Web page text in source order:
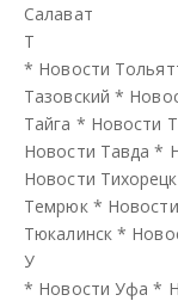
Салават
Т
* Новости
Тазовский *
Тайга * Новости
Новости Тавда *
Новости Тихорецк
Темрюк *
Тюкалинск *
У
* Новости Уфа *